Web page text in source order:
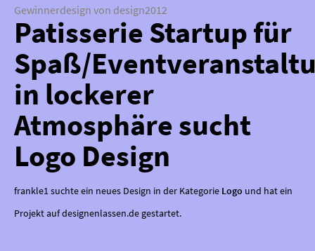
Gewinnerdesign von design2012
Patisserie Startup für
Spaß/
in lockerer
Atmosphäre sucht
Logo Design
frankle1 suchte ein neues Design in der Kategorie Logo und hat ein
Projekt auf designenlassen.de gestartet.